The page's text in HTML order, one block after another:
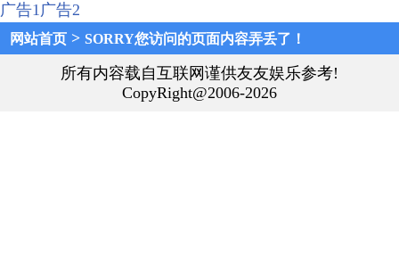
广告1广告2
网站首页 > SORRY您访问的页面内容弄丢了！
所有内容载自互联网谨供友友娱乐参考!
CopyRight@2006-2026